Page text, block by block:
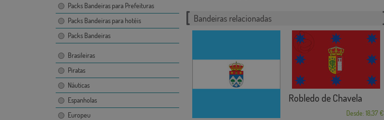
Packs Bandeiras para Prefeituras
Packs Bandeiras para hotéis
Packs Bandeiras
Brasileiras
Piratas
Náuticas
Espanholas
Europeu
Bandeiras relacionadas
Robledo de Chavela
Desde: 18,37 €